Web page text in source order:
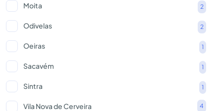
Moita 2
Odivelas 2
Oeiras 1
Sacavém 1
Sintra 1
Vila Nova de Cerveira 4